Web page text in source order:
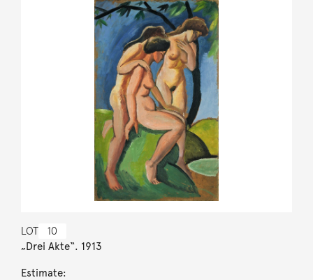
LOT 10
„Drei Akte“. 1913
Estimate: